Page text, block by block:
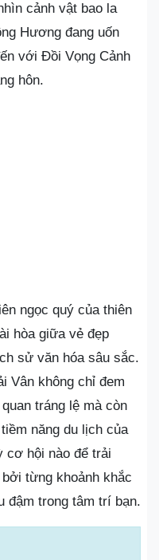
cảnh vật bao la
Hương đang uốn
với Đồi Vọng Cảnh
hôn.
ngọc quý của thiên
hòa giữa vẻ đẹp
sử văn hóa sâu sắc.
Vân không chỉ đem
tráng lệ mà còn
năng du lịch của
cơ hội nào để trải
từng khoảnh khắc
đậm trong tâm trí bạn.